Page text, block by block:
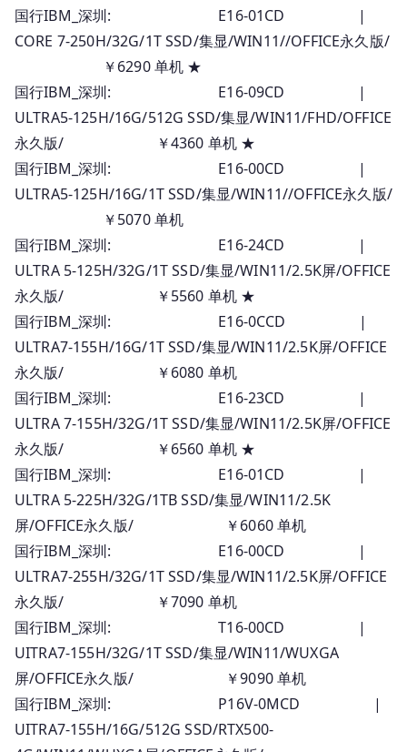
国行IBM_深圳: E16-01CD |
CORE 7-250H/32G/1T SSD/集显/WIN11//OFFICE永久版/
￥6290 单机 ★
国行IBM_深圳: E16-09CD |
ULTRA5-125H/16G/512G SSD/集显/WIN11/FHD/OFFICE
永久版/ ￥4360 单机 ★
国行IBM_深圳: E16-00CD |
ULTRA5-125H/16G/1T SSD/集显/WIN11//OFFICE永久版/
￥5070 单机
国行IBM_深圳: E16-24CD |
ULTRA 5-125H/32G/1T SSD/集显/WIN11/2.5K屏/OFFICE
永久版/ ￥5560 单机 ★
国行IBM_深圳: E16-0CCD |
ULTRA7-155H/16G/1T SSD/集显/WIN11/2.5K屏/OFFICE
永久版/ ￥6080 单机
国行IBM_深圳: E16-23CD |
ULTRA 7-155H/32G/1T SSD/集显/WIN11/2.5K屏/OFFICE
永久版/ ￥6560 单机 ★
国行IBM_深圳: E16-01CD |
ULTRA 5-225H/32G/1TB SSD/集显/WIN11/2.5K
屏/OFFICE永久版/ ￥6060 单机
国行IBM_深圳: E16-00CD |
ULTRA7-255H/32G/1T SSD/集显/WIN11/2.5K屏/OFFICE
永久版/ ￥7090 单机
国行IBM_深圳: T16-00CD |
UITRA7-155H/32G/1T SSD/集显/WIN11/WUXGA
屏/OFFICE永久版/ ￥9090 单机
国行IBM_深圳: P16V-0MCD |
UITRA7-155H/16G/512G SSD/RTX500-